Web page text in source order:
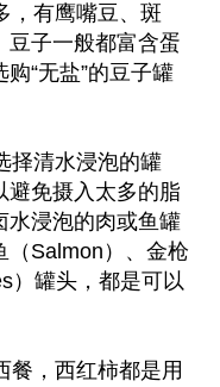
，有鹰嘴豆、斑
豆子一般都富含蛋
“无盐”的豆子罐
择清水浸泡的罐
避免摄入太多的脂
水浸泡的肉或鱼罐
（Salmon）、金枪
）罐头，都是可以
餐，西红柿都是用